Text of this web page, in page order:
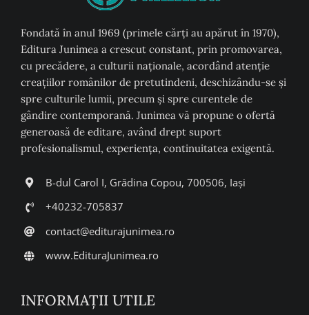
Fondată în anul 1969 (primele cărți au apărut în 1970),
Editura Junimea a crescut constant, prin promovarea,
cu precădere, a culturii naţionale, acordând atenţie
creaţiilor românilor de pretutindeni, deschizându-se şi
spre culturile lumii, precum şi spre curentele de
gândire contemporană. Junimea vă propune o ofertă
generoasă de editare, având drept suport
profesionalismul, experiența, continuitatea exigentă.
B-dul Carol I, Grădina Copou, 700506, Iași
+40232-705837
contact@editurajunimea.ro
www.EdituraJunimea.ro
INFORMAŢII UTILE